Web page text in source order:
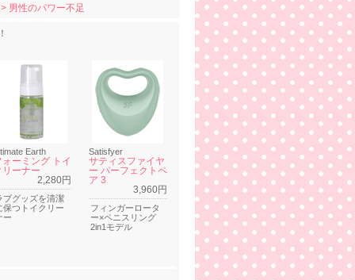
> 男性のパワー不足
Earth
ォーミング トイ
リーナー
2,280円
ブグッズを清潔
保つトイクリー
ー
Satisfyer
サティスファイヤ
ー パーフェクトペ
ア 3
3,960円
フィンガーロータ
ー×ペニスリング
2in1モデル